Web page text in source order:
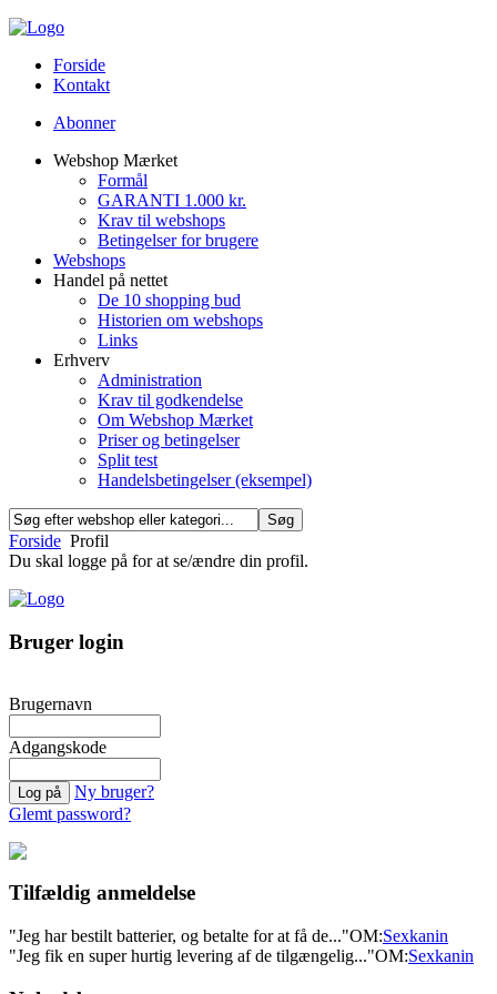
Forside
Kontakt
Abonner
Webshop Mærket
Formål
GARANTI 1.000 kr.
Krav til webshops
Betingelser for brugere
Webshops
Handel på nettet
De 10 shopping bud
Historien om webshops
Links
Erhverv
Administration
Krav til godkendelse
Om Webshop Mærket
Priser og betingelser
Split test
Handelsbetingelser (eksempel)
Forside Profil
Du skal logge på for at se/ændre din profil.
Bruger login
Brugernavn
Adgangskode
Ny bruger?
Glemt password?
Tilfældig anmeldelse
"Jeg har bestilt batterier, og betalte for at få de..."OM:Sexkanin
"Jeg fik en super hurtig levering af de tilgængelig..."OM:Sexkanin